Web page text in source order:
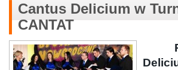
Cantus Delicium w
CANTAT